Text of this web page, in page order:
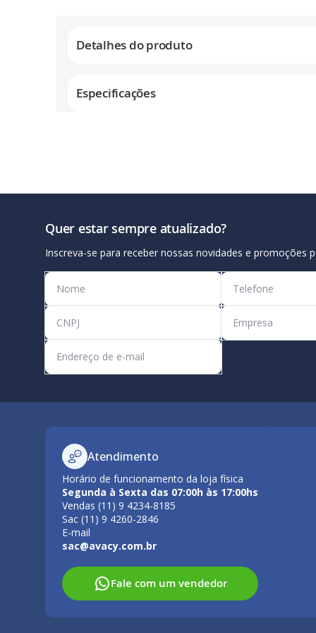
imagens
Detalhes do produto
Especificações
Quer estar sempre atualizado?
Inscreva-se para receber nossas novidades e promoções
Atendimento
Horário de funcionamento da loja física
Segunda à Sexta das 07:00h às 17:00hs
Vendas (11) 9 4234-8185
Sac (11) 9 4260-2846
E-mail
sac@avacy.com.br
Fale com um vendedor